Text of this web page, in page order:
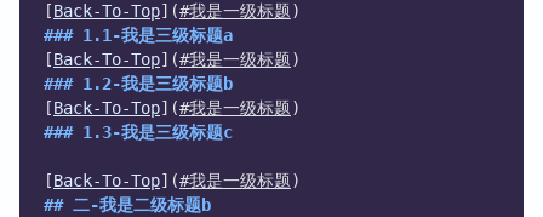
[Back-To-Top](#我是一级标题)
### 1.1-我是三级标题a
[Back-To-Top](#我是一级标题)
### 1.2-我是三级标题b
[Back-To-Top](#我是一级标题)
### 1.3-我是三级标题c
[Back-To-Top](#我是一级标题)
## 二-我是二级标题b